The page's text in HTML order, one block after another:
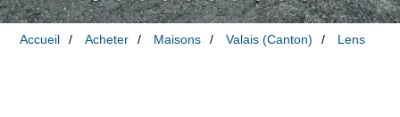
Accueil Acheter Maisons Valais (Canton) Lens